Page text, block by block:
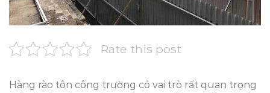
Rate this post
Hàng rào tôn công trường có vai trò rất quan trọng